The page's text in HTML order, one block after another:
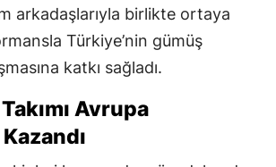
arkadaşlarıyla birlikte ortaya
Türkiye’nin gümüş
katkı sağladı.
Avrupa